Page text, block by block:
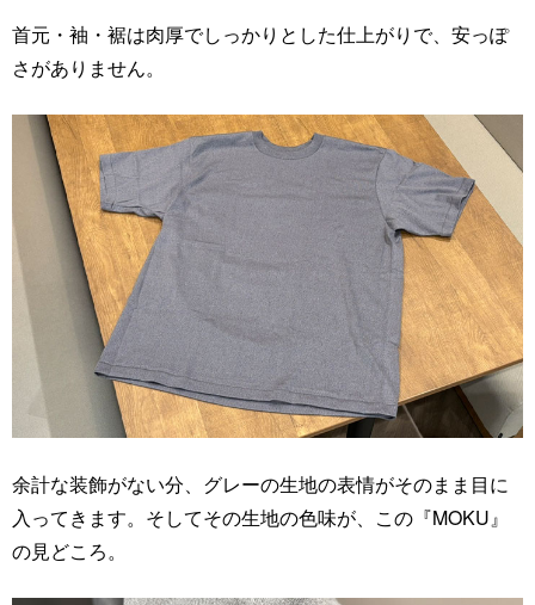
首元・袖・裾は肉厚でしっかりとした仕上がりで、安っぽ
さがありません。
余計な装飾がない分、グレーの生地の表情がそのまま目に
入ってきます。そしてその生地の色味が、この『MOKU』
の見どころ。